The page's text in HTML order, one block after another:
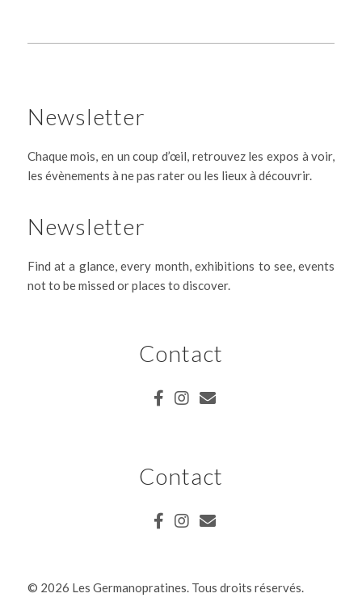
Newsletter
Chaque mois, en un coup d’œil, retrouvez les expos à voir,
les évènements à ne pas rater ou les lieux à découvrir.
Newsletter
Find at a glance, every month, exhibitions to see, events
not to be missed or places to discover.
Contact
Contact
© 2026 Les Germanopratines. Tous droits réservés.